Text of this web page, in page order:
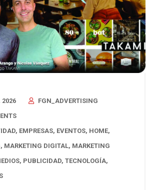
2026
FGN_ADVERTISING
, EMPRESAS, EVENTOS, HOME,
, MARKETING DIGITAL, MARKETING
, PUBLICIDAD, TECNOLOGÍA,